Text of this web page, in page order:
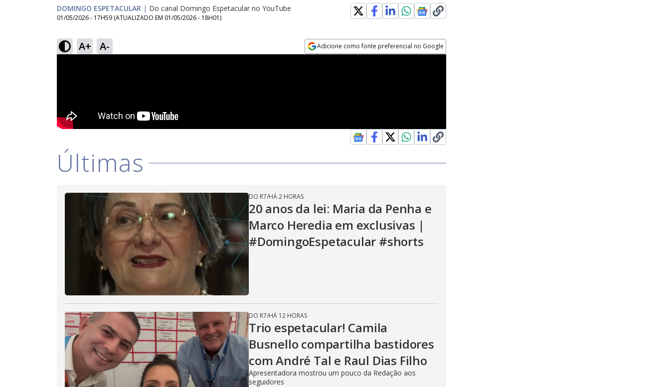
DOMINGO ESPETACULAR | Do canal Domingo Espetacular no YouTube
01/05/2026 - 17H59 (ATUALIZADO EM 01/05/2026 - 18H01)
A+ A- Adicione como fonte preferencial no Google
Últimas
DO R7/HÁ 2 HORAS
20 anos da lei: Maria da Penha e
Marco Heredia em exclusivas |
#DomingoEspetacular #shorts
DO R7/HÁ 12 HORAS
Trio espetacular! Camila
Busnello compartilha bastidores
com André Tal e Raul Dias Filho
Apresentadora mostrou um pouco da Redação aos
seguidores